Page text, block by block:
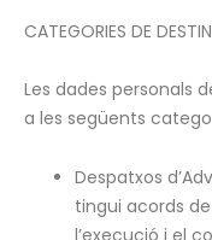
CATEGORIES DE
Les dades personals
a les següents
Despatxos
tingui acords
l’execució i el